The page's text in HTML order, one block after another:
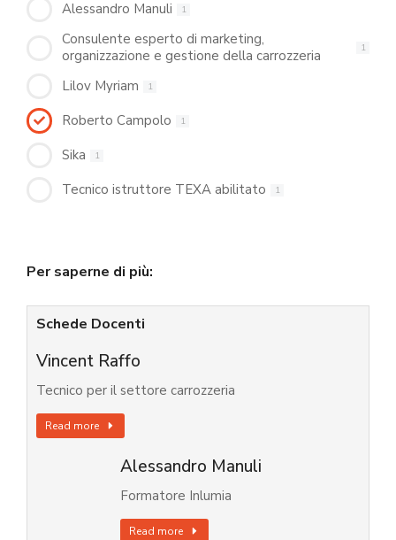
Alessandro Manuli 1
Consulente esperto di marketing,
organizzazione e gestione della carrozzeria
1
Lilov Myriam 1
Roberto Campolo 1
Sika 1
Tecnico istruttore TEXA abilitato 1
Per saperne di più:
Schede Docenti
Vincent Raffo
Tecnico per il settore carrozzeria
Read more
Alessandro Manuli
Formatore Inlumia
Read more